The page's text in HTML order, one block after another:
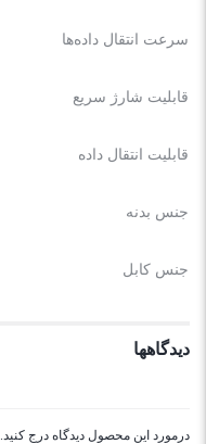
سرعت انتقال داده‌ها
قابلیت شارژ سریع
قابلیت انتقال داده
جنس بدنه
جنس کابل
دیدگاهها
درمورد این محصول دیدگاه درج کنید.